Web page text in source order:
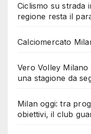
Ciclismo su strada
regione resta il
Calciomercato
Vero Volley Milano
una stagione da
Milan oggi: tra
obiettivi, il club